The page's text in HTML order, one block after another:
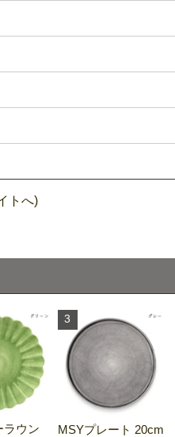
トへ)
ラウン
3
MSYプレート 20cm